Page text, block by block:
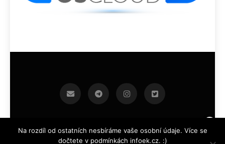
infoek.cz 2026.Developed By BlazeThemes .
Na rozdíl od ostatních nesbíráme vaše osobní údaje. Více se
dočtete v podmínkách infoek.cz. :)